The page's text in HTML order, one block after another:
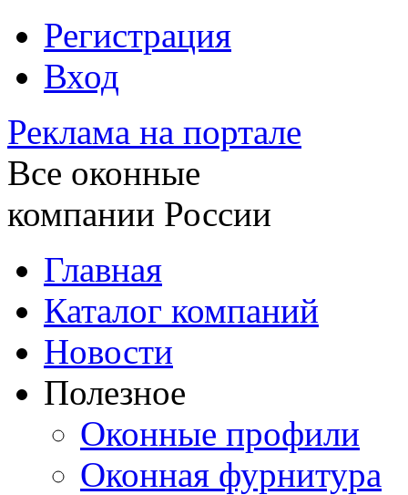
Регистрация
Вход
Реклама на портале
Все оконные
компании России
Главная
Каталог компаний
Новости
Полезное
Оконные профили
Оконная фурнитура